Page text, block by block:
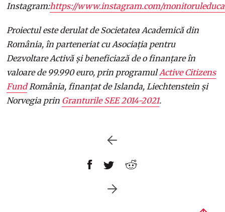
Instagram:https://www.instagram.com/
Proiectul este derulat de Societatea Academică din
România, în parteneriat cu Asociația pentru
Dezvoltare Activă și beneficiază de o finanțare în
valoare de 99.990 euro, prin programulActive Citizens
FundRomânia, finanțat de Islanda, Liechtenstein și
Norvegia prin Granturile SEE 2014-2021.